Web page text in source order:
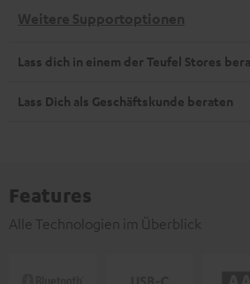
Weitere Supportoptionen
Lass dich in einem der Teufel Stores
Lass Dich als Geschäftskunde beraten
Features
Alle Technologien im Überblick